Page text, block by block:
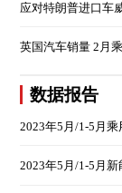
应对特朗普进口车
英国汽车销量 2月
数据报告
2023年5月/1-5月
2023年5月/1-5月